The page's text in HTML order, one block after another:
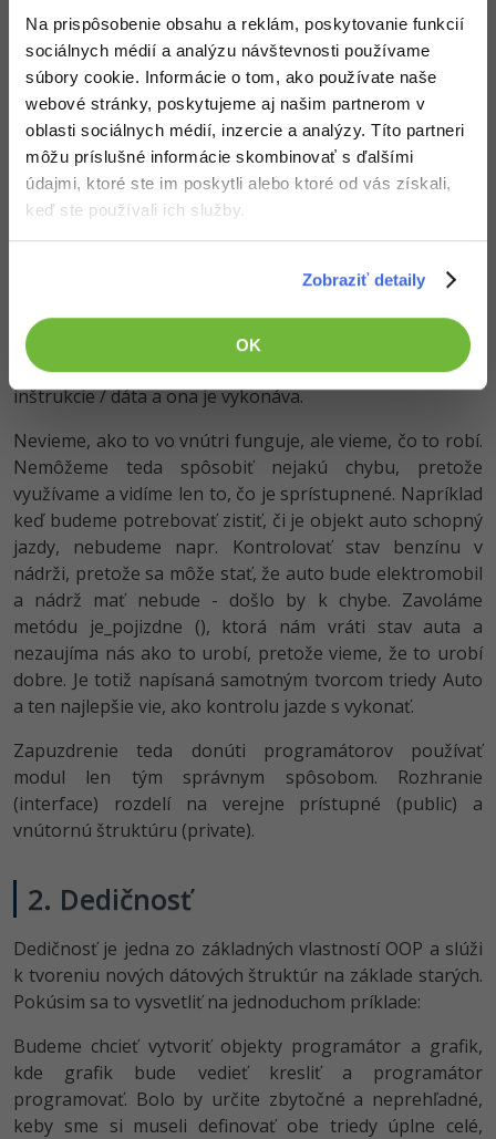
Na prispôsobenie obsahu a reklám, poskytovanie funkcií
sociálnych médií a analýzu návštevnosti používame
súbory cookie. Informácie o tom, ako používate naše
webové stránky, poskytujeme aj našim partnerom v
oblasti sociálnych médií, inzercie a analýzy. Títo partneri
môžu príslušné informácie skombinovať s ďalšími
údajmi, ktoré ste im poskytli alebo ktoré od vás získali,
keď ste používali ich služby.
Zobraziť detaily
OK
Komunikácia medzi objektmi prebieha pomocou
odovzdávania správ, vďaka čomu je syntaxe prehľadná.
Správa zvyčajne vyzerá takto: příjemce.jméno_me­tody
(parametre). Napr. karel.pozdrav (susedka) by mohol
spôsobiť, že inštancia karel pozdraví inštanciu susedka.
OOP stojí na základných troch pilieroch:
1. Zapuzdrenie
Zapuzdrenie umožňuje skryť niektoré metódy funkcie,
aby zostali použiteľné len pre triedu zvnútra. Objekt si
môžeme predstaviť ako čiernu skrinku, ktorá má určité
rozhranie (interface), cez ktoré jej odovzdávame
inštrukcie / dáta a ona je vykonáva.
Nevieme, ako to vo vnútri funguje, ale vieme, čo to robí.
Nemôžeme teda spôsobiť nejakú chybu, pretože
využívame a vidíme len to, čo je sprístupnené. Napríklad
keď budeme potrebovať zistiť, či je objekt auto schopný
jazdy, nebudeme napr. Kontrolovať stav benzínu v
nádrži, pretože sa môže stať, že auto bude elektromobil
a nádrž mať nebude - došlo by k chybe. Zavoláme
metódu je_pojizdne (), ktorá nám vráti stav auta a
nezaujíma nás ako to urobí, pretože vieme, že to urobí
dobre. Je totiž napísaná samotným tvorcom triedy Auto
a ten najlepšie vie, ako kontrolu jazde s vykonať.
Zapuzdrenie teda donúti programátorov používať
modul len tým správnym spôsobom. Rozhranie
(interface) rozdelí na verejne prístupné (public) a
vnútornú štruktúru (private).
2. Dedičnosť
Dedičnosť je jedna zo základných vlastností OOP a slúži
k tvoreniu nových dátových štruktúr na základe starých.
Pokúsim sa to vysvetliť na jednoduchom príklade:
Budeme chcieť vytvoriť objekty programátor a grafik,
kde grafik bude vedieť kresliť a programátor
programovať. Bolo by určite zbytočné a neprehľadné,
keby sme si museli definovať obe triedy úplne celé,